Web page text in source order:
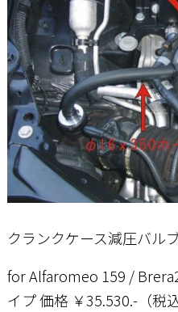
クランクケース減圧バル
for Alfaromeo 159 /
イプ 価格 ￥35.530.-（税込